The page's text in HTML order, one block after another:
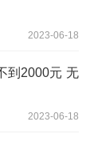
2023-06-18
到2000元 无
2023-06-18